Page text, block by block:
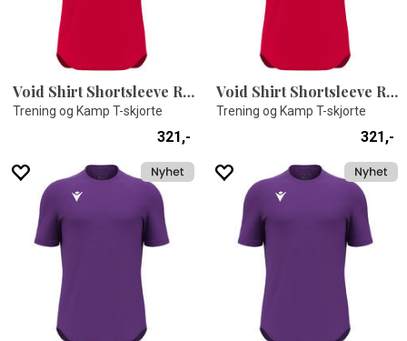
Void Shirt Shortsleeve RED 3XS
Trening og Kamp T-skjorte
321,-
Void Shirt Shortsleeve RED 3XL
Trening og Kamp T-skjorte
321,-